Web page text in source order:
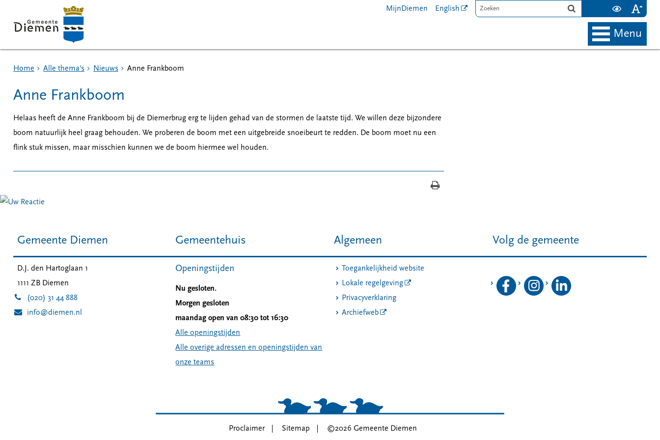
MijnDiemen English
menu
Home Alle thema's Nieuws Anne Frankboom
Anne Frankboom
Helaas heeft de Anne Frankboom bij de Diemerbrug erg te lijden gehad van de stormen de laatste tijd. We willen deze bijzondere
boom natuurlijk heel graag behouden. We proberen de boom met een uitgebreide snoeibeurt te redden. De boom moet nu een
flink stuk missen, maar misschien kunnen we de boom hiermee wel houden.
Gemeente Diemen
D.J. den Hartoglaan 1
1111 ZB Diemen
(020) 31 44 888
info@diemen.nl
Gemeentehuis
Openingstijden
Nu gesloten.
Morgen gesloten
maandag open van 08:30 tot 16:30
Alle openingstijden
Alle overige adressen en openingstijden van
onze teams
Algemeen
Toegankelijkheid website
Lokale regelgeving
Privacyverklaring
Archiefweb
Volg de gemeente
Proclaimer Sitemap ©2026 Gemeente Diemen